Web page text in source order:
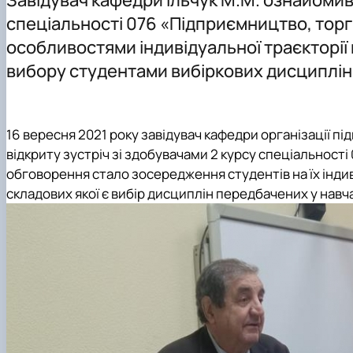
Відеоматеріали
Практична підготовка
Тематика магістерських робіт
Вимоги до оформлення магістерських робіт
PhD
Інше
спеціальності 076 «Підприємництво,
особливостями індивідуальної
вибору студентами вибіркових
16 вересня 2021 року завідувач кафедри організації
відкриту зустріч зі здобувачами 2 курсу
обговорення стало зосередження студентів на їх
складових якої є вибір дисциплін передбачених у